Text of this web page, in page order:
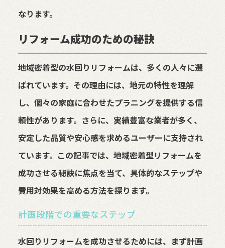
なります。
リフォーム成功のための秘訣
地域密着型の水回りリフォームは、多くの人々に選
ばれています。その理由には、地元の特性を理解
し、個々の家庭に合わせたプラニングを提供する信
頼性があります。さらに、実績豊富な業者が多く、
安定した品質や安心感を求めるユーザーに支持され
ています。この記事では、地域密着型リフォームを
成功させる秘訣に焦点を当て、具体的なステップや
費用対効果を高める方法を探ります。
計画段階での重要なステップ
水回りリフォームを成功させるためには、まず計画